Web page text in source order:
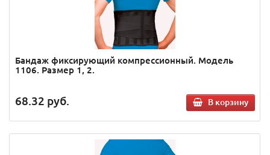
Бандаж фиксирующий компрессионный. Модель
1106. Размер 1, 2.
68.32 руб. В корзину